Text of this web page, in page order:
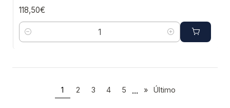
118,50€
Quantidade
1 2 3 4 5 ... » Último